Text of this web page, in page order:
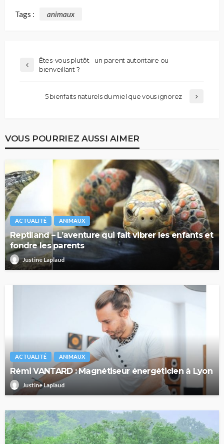
Tags : animaux
Êtes-vous plutôt un parent autoritaire ou
bienveillant ?
5 bienfaits naturels du miel que vous ignorez
VOUS POURRIEZ AUSSI AIMER
ACTUALITÉ ANIMAUX
Reptiland – L’aventure qui fait vibrer les enfants et
fondre les parents
Justine Laplaud
ACTUALITÉ ANIMAUX
Rémi VANTARD : Magnétiseur énergéticien à Lyon
Justine Laplaud